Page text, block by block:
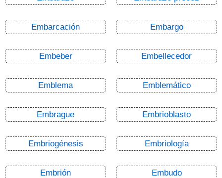
Embarcación Embargo
Embeber Embellecedor
Emblema Emblemático
Embrague Embrioblasto
Embriogénesis Embriología
Embrión Embudo